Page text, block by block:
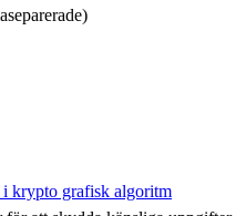
krypto grafisk algoritm